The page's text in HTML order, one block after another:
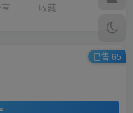
收藏
已售 65